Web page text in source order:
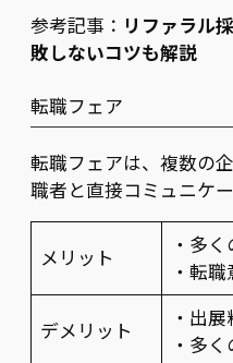
参考記事： リファラル
敗しないコツも解説
転職フェア
転職フェアは、複数の
職者と直接コミュニケ
メリット
・多
・転
デメリット
・出
・多